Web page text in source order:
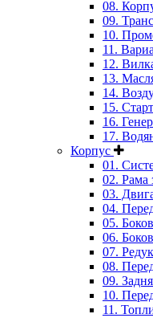
08.
09.
10.
11.
12.
13.
14.
15.
16.
17.
Корпус
01.
02. Рама
03.
04.
05.
06.
07.
08.
09.
10.
11.